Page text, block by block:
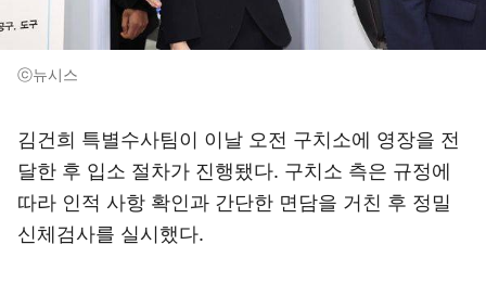
ⓒ뉴시스
김건희 특별수사팀이 이날 오전 구치소에 영장을 전
달한 후 입소 절차가 진행됐다. 구치소 측은 규정에
따라 인적 사항 확인과 간단한 면담을 거친 후 정밀
신체검사를 실시했다.